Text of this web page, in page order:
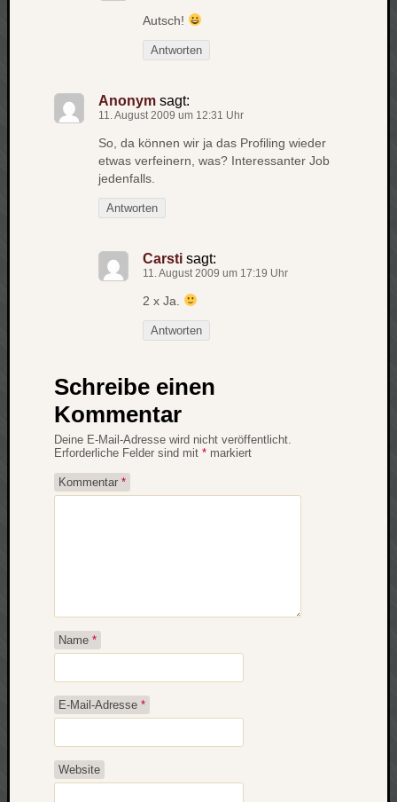
Autsch!
Antworten
Anonym sagt:
11. August 2009 um 12:31 Uhr
So, da können wir ja das Profiling wieder
etwas verfeinern, was? Interessanter Job
jedenfalls.
Antworten
Carsti sagt:
11. August 2009 um 17:19 Uhr
2 x Ja.
Antworten
Schreibe einen
Kommentar
Deine E-Mail-Adresse wird nicht veröffentlicht.
Erforderliche Felder sind mit * markiert
Kommentar *
Name *
E-Mail-Adresse *
Website